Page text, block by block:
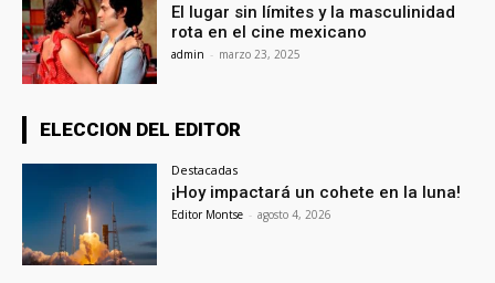
El lugar sin límites y la masculinidad
rota en el cine mexicano
admin - marzo 23, 2025
ELECCION DEL EDITOR
Destacadas
¡Hoy impactará un cohete en la luna!
Editor Montse - agosto 4, 2026